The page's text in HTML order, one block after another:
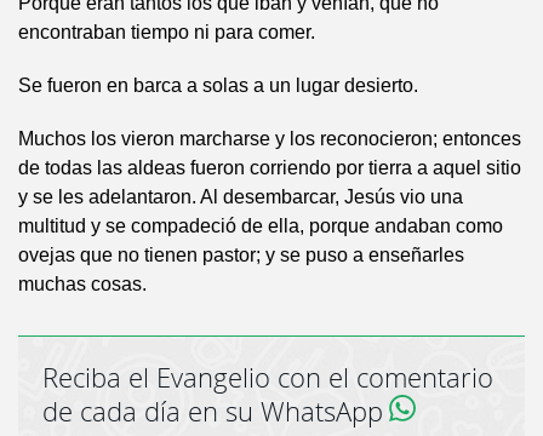
encontraban tiempo ni para comer.
Se fueron en barca a solas a un lugar desierto.
Muchos los vieron marcharse y los reconocieron; entonces
de todas las aldeas fueron corriendo por tierra a aquel sitio
y se les adelantaron. Al desembarcar, Jesús vio una
multitud y se compadeció de ella, porque andaban como
ovejas que no tienen pastor; y se puso a enseñarles
muchas cosas.
Reciba el Evangelio con el comentario
de cada día en su WhatsApp